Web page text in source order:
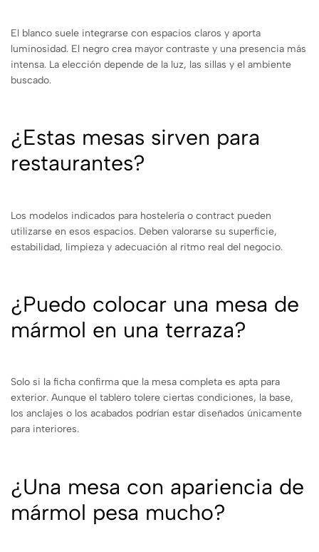
El blanco suele integrarse con espacios claros y aporta
luminosidad. El negro crea mayor contraste y una presencia más
intensa. La elección depende de la luz, las sillas y el ambiente
buscado.
¿Estas mesas sirven para
restaurantes?
Los modelos indicados para hostelería o contract pueden
utilizarse en esos espacios. Deben valorarse su superficie,
estabilidad, limpieza y adecuación al ritmo real del negocio.
¿Puedo colocar una mesa de
mármol en una terraza?
Solo si la ficha confirma que la mesa completa es apta para
exterior. Aunque el tablero tolere ciertas condiciones, la base,
los anclajes o los acabados podrían estar diseñados únicamente
para interiores.
¿Una mesa con apariencia de
mármol pesa mucho?